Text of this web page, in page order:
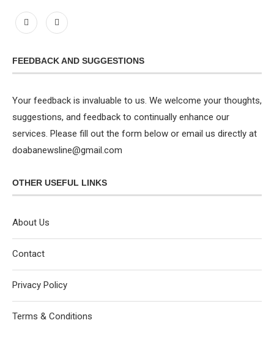
FEEDBACK AND SUGGESTIONS
Your feedback is invaluable to us. We welcome your thoughts,
suggestions, and feedback to continually enhance our
services. Please fill out the form below or email us directly at
doabanewsline@gmail.com
OTHER USEFUL LINKS
About Us
Contact
Privacy Policy
Terms & Conditions